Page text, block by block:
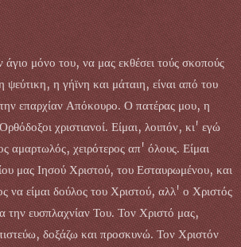
μόνο του, να μας εκθέσει τούς σκοπούς
η γήϊνη και μάταιη, είναι από του
επαρχίαν Απόκουρο. Ο πατέρας μου, η
χριστιανοί. Είμαι, λοιπόν, κι' εγώ
αμαρτωλός, χειρότερος απ' όλους. Είμαι
μας Ιησού Χριστού, του Εσταυρωμένου, και
να είμαι δούλος του Χριστού, αλλ' ο Χριστός
την ευσπλαχνίαν Του. Τον Χριστό μας,
δοξάζω και προσκυνώ. Τον Χριστόν